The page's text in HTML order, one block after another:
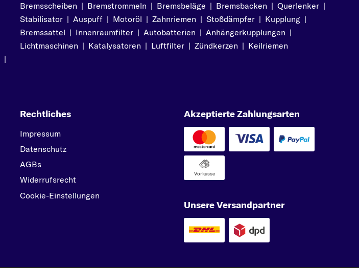
|
Bremsscheiben | Bremstrommeln | Bremsbeläge | Bremsbacken | Querlenker |
Stabilisator | Auspuff | Motoröl | Zahnriemen | Stoßdämpfer | Kupplung |
Bremssattel | Innenraumfilter | Autobatterien | Anhängerkupplungen |
Lichtmaschinen | Katalysatoren | Luftfilter | Zündkerzen | Keilriemen
Rechtliches
Impressum
Datenschutz
AGBs
Widerrufsrecht
Cookie-Einstellungen
Akzeptierte Zahlungsarten
Vorkasse
Unsere Versandpartner